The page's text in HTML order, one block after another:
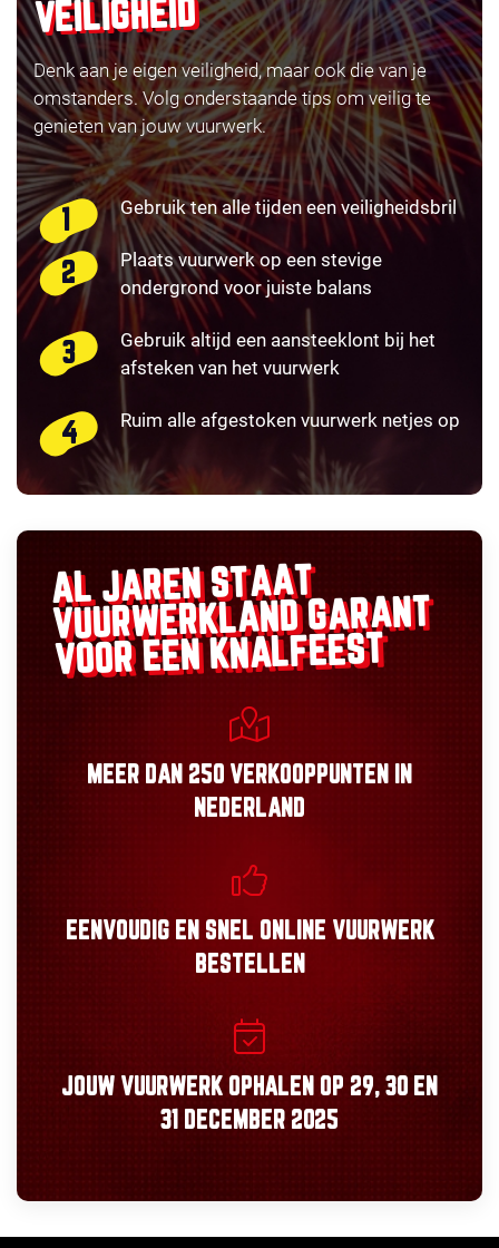
VEILIGHEID
Denk aan je eigen veiligheid, maar ook die van je
omstanders. Volg onderstaande tips om veilig te
genieten van jouw vuurwerk.
Gebruik ten alle tijden een veiligheidsbril
Plaats vuurwerk op een stevige
ondergrond voor juiste balans
Gebruik altijd een aansteeklont bij het
afsteken van het vuurwerk
Ruim alle afgestoken vuurwerk netjes op
AL JAREN STAAT
VUURWERKLANDGARANT
VOOR EEN KNALFEEST
MEER DAN 250 VERKOOPPUNTEN
IN
NEDERLAND
EENVOUDIGEN SNEL ONLINE VUURWERK
BESTELLEN
JOUW VUURWERK OPHALEN OP 29, 30 EN
31 DECEMBER 2025